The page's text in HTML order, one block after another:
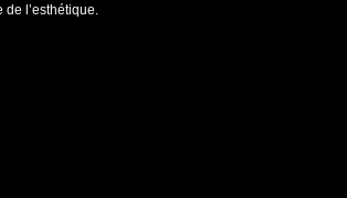
l’esthétique.